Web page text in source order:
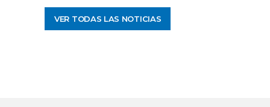
VER TODAS LAS NOTICIAS